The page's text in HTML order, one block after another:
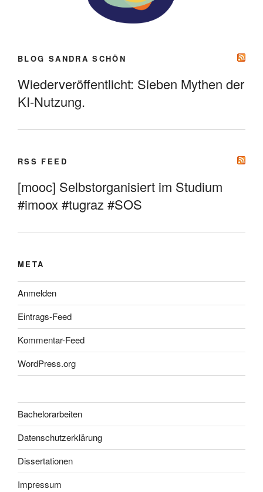
BLOG SANDRA SCHÖN
Wiederveröffentlicht: Sieben Mythen der
KI-Nutzung.
RSS FEED
[mooc] Selbstorganisiert im Studium
#imoox #tugraz #SOS
META
Anmelden
Eintrags-Feed
Kommentar-Feed
WordPress.org
Bachelorarbeiten
Datenschutzerklärung
Dissertationen
Impressum